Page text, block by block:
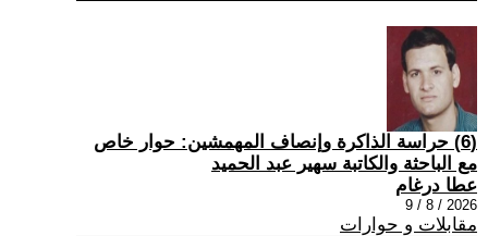
(6) حراسة الذاكرة وإنصاف المهمشين: حوار خاص
مع الباحثة والكاتبة سهير عبد الحميد
عطا درغام
2026 / 8 / 9
مقابلات و حوارات